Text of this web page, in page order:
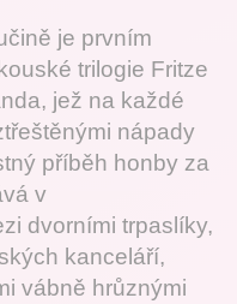
je prvním
trilogie Fritze
jež na každé
nápady
příběh honby za
v
dvorními trpaslíky,
kanceláří,
vábně hrůznými